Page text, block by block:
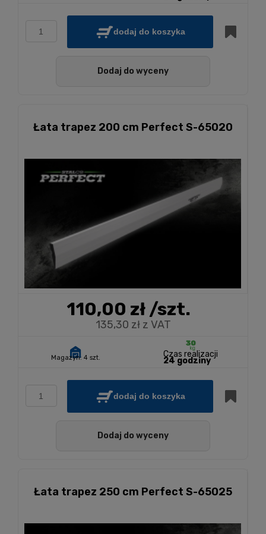
dodaj do koszyka
Dodaj do wyceny
Łata trapez 200 cm Perfect S-65020
110,00 zł/szt.
135,30 zł z VAT
Magazyn: 4 szt. Czas realizacji
24 godziny
dodaj do koszyka
Dodaj do wyceny
Łata trapez 250 cm Perfect S-65025